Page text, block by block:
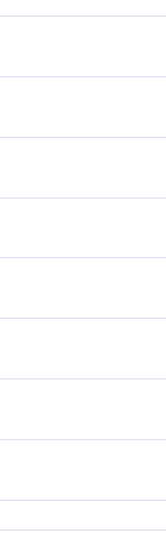
ও কুপথগামিতা বলে
দেখিয়েছেন যার
তায়েফ, মদীনা এবং
লাত শব্দের অর্থ
ঝুঁকে পড়া। মুশরিকরা
মন্থন করা বা
ছাতু ও অন্যান্য
শুরু করে। (উযযা)
বনী হাশেমের
এবং বলি দান
ছিল মক্কা ও মদীনার
হাজ ও তাওয়াফ করা
যিয়ারত তথা
পারে?!